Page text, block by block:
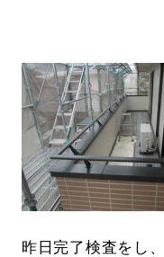
昨日完了検査をし